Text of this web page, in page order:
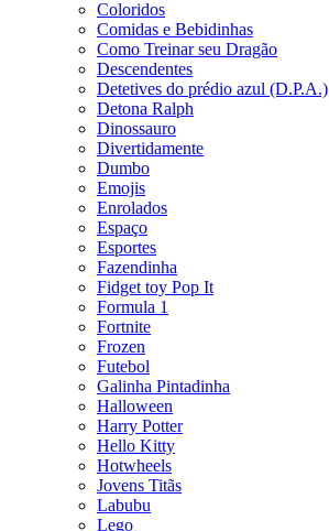
Coloridos
Comidas e Bebidinhas
Como Treinar seu Dragão
Descendentes
Detetives do prédio azul (D.P.A.)
Detona Ralph
Dinossauro
Divertidamente
Dumbo
Emojis
Enrolados
Espaço
Esportes
Fazendinha
Fidget toy Pop It
Formula 1
Fortnite
Frozen
Futebol
Galinha Pintadinha
Halloween
Harry Potter
Hello Kitty
Hotwheels
Jovens Titãs
Labubu
Lego